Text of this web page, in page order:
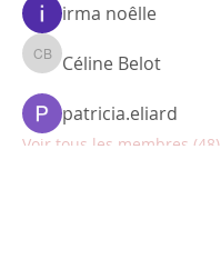
irma noêlle
Céline Belot
Céline Belot
patricia.eliard
Voir tous les membres (48)